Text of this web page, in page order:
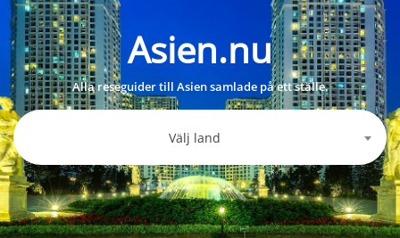
Asien.nu
Alla reseguider till Asien samlade på ett ställe.
Välj land